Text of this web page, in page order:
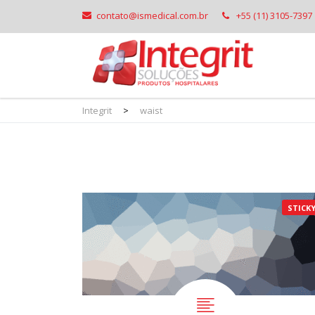
contato@ismedical.com.br +55 (11) 3105-7397
Integrit > waist
STICKY